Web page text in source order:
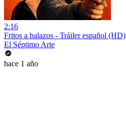
2:16
Fritos a balazos - Tráiler español (HD)
El Séptimo Arte
hace 1 año